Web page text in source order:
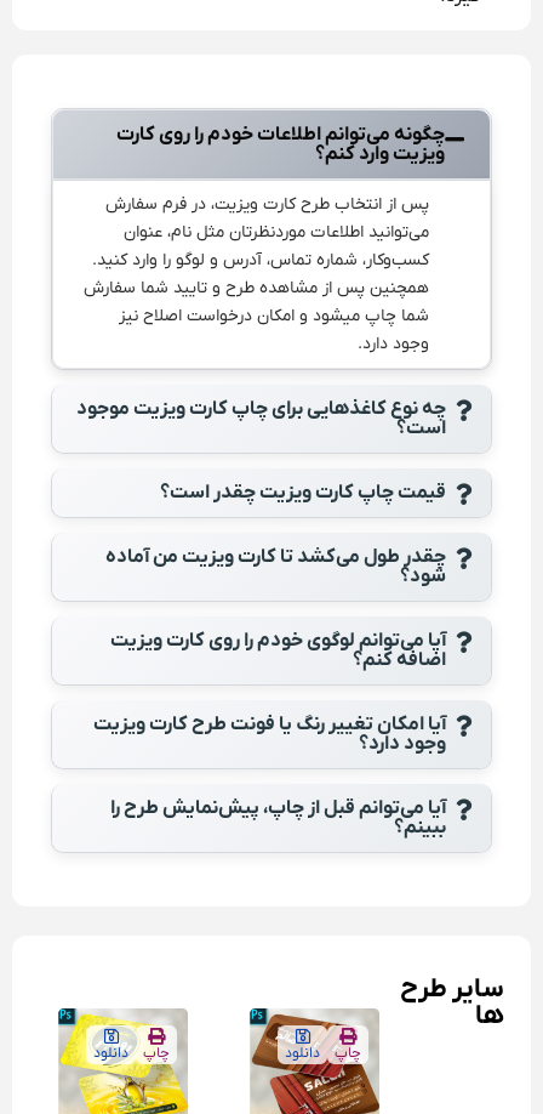
چگونه می‌توانم اطلاعات خودم را روی کارت
ویزیت وارد کنم؟
پس از انتخاب طرح کارت ویزیت، در فرم سفارش
می‌توانید اطلاعات موردنظرتان مثل نام، عنوان
کسب‌وکار، شماره تماس، آدرس و لوگو را وارد کنید.
همچنین پس از مشاهده طرح و تایید شما سفارش
شما چاپ میشود و امکان درخواست اصلاح نیز
وجود دارد.
چه نوع کاغذهایی برای چاپ کارت ویزیت موجود
است؟
قیمت چاپ کارت ویزیت چقدر است؟
چقدر طول می‌کشد تا کارت ویزیت من آماده
شود؟
آیا می‌توانم لوگوی خودم را روی کارت ویزیت
اضافه کنم؟
آیا امکان تغییر رنگ یا فونت طرح کارت ویزیت
وجود دارد؟
آیا می‌توانم قبل از چاپ، پیش‌نمایش طرح را
ببینم؟
سایر طرح
ها
چاپ دانلود چاپ دانلود